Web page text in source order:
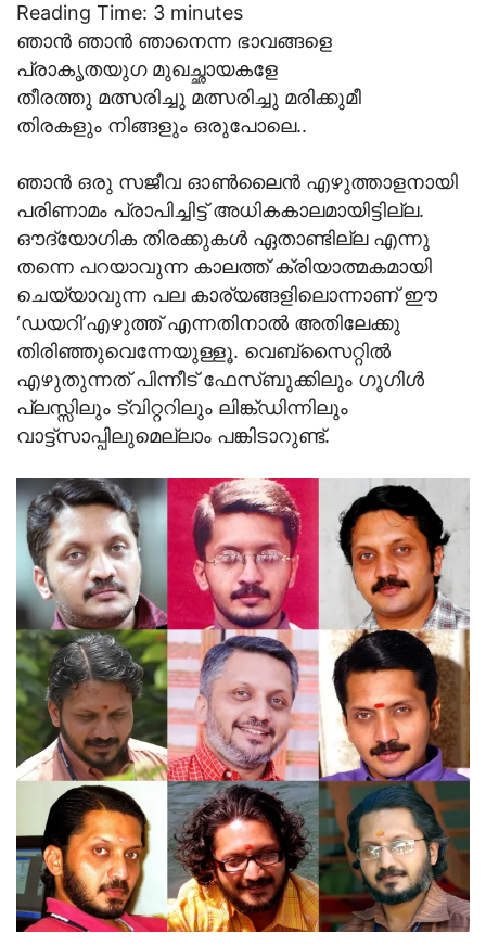
Reading Time: 3 minutes
ഞാന്‍ ഞാന്‍ ഞാനെന്ന ഭാവങ്ങളെ
പ്രാകൃതയുഗ മുഖച്ഛായകളേ
തീരത്തു മത്സരിച്ചു മത്സരിച്ചു മരിക്കുമീ
തിരകളും നിങ്ങളും ഒരുപോലെ..
ഞാന്‍ ഒരു സജീവ ഓൺലൈൻ എഴുത്താളനായി
പരിണാമം പ്രാപിച്ചിട്ട് അധികകാലമായിട്ടില്ല.
ഔദ്യോഗിക തിരക്കുകള്‍ ഏതാണ്ടില്ല എന്നു
തന്നെ പറയാവുന്ന കാലത്ത് ക്രിയാത്മകമായി
ചെയ്യാവുന്ന പല കാര്യങ്ങളിലൊന്നാണ് ഈ
‘ഡയറി’എഴുത്ത് എന്നതിനാല്‍ അതിലേക്കു
തിരിഞ്ഞുവെന്നേയുള്ളൂ. വെബ്സൈറ്റിൽ
എഴുതുന്നത് പിന്നീട് ഫേസ്ബുക്കിലും ഗൂഗിൾ
പ്ലസ്സിലും ട്വിറ്ററിലും ലിങ്ക്ഡിന്നിലും
വാട്ട്സാപ്പിലുമെല്ലാം പങ്കിടാറുണ്ട്.